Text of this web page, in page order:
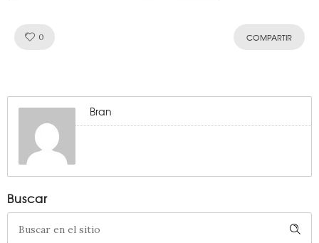
0 COMPARTIR
Bran
Buscar